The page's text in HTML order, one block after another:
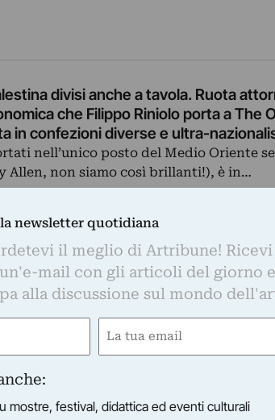
divisi anche a tavola. Ruota
che Filippo Riniolo porta a The
in confezioni diverse e ultra-
nell’unico posto del Medio Oriente
Allen, non siamo così brillanti!), è in…
newsletter quotidiana
il meglio di Artribune!
mail con gli articoli del giorno
alla discussione sul mondo
Email
mostre, festival, didattica ed eventi culturali